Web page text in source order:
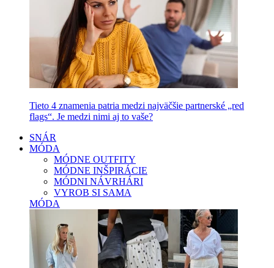
Tieto 4 znamenia patria medzi najväčšie partnerské „red
flags“. Je medzi nimi aj to vaše?
SNÁR
MÓDA
MÓDNE OUTFITY
MÓDNE INŠPIRÁCIE
MÓDNI NÁVRHÁRI
VYROB SI SAMA
MÓDA